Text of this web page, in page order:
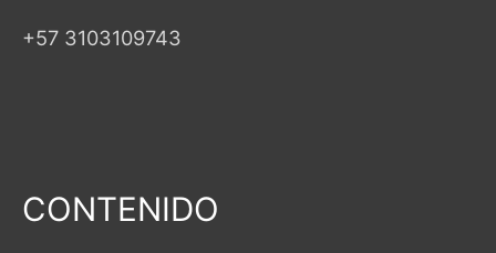
+57 3103109743
CONTENIDO